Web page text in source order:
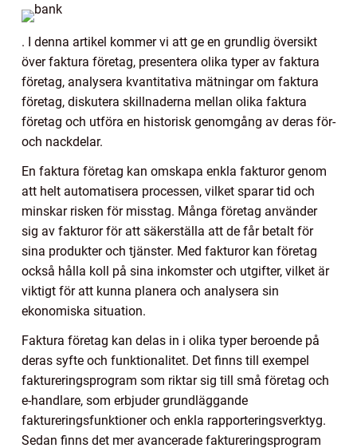
. I denna artikel kommer vi att ge en grundlig översikt
över faktura företag, presentera olika typer av faktura
företag, analysera kvantitativa mätningar om faktura
företag, diskutera skillnaderna mellan olika faktura
företag och utföra en historisk genomgång av deras för-
och nackdelar.
En faktura företag kan omskapa enkla fakturor genom
att helt automatisera processen, vilket sparar tid och
minskar risken för misstag. Många företag använder
sig av fakturor för att säkerställa att de får betalt för
sina produkter och tjänster. Med fakturor kan företag
också hålla koll på sina inkomster och utgifter, vilket är
viktigt för att kunna planera och analysera sin
ekonomiska situation.
Faktura företag kan delas in i olika typer beroende på
deras syfte och funktionalitet. Det finns till exempel
faktureringsprogram som riktar sig till små företag och
e-handlare, som erbjuder grundläggande
faktureringsfunktioner och enkla rapporteringsverktyg.
Sedan finns det mer avancerade faktureringsprogram